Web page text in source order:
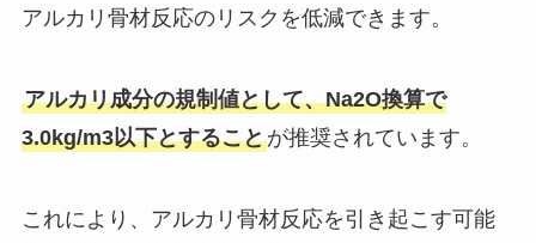
アルカリ骨材反応のリスクを低減できます。
アルカリ成分の規制値として、Na2O換算で
3.0kg/m3以下とすることが推奨されています。
これにより、アルカリ骨材反応を引き起こす可能